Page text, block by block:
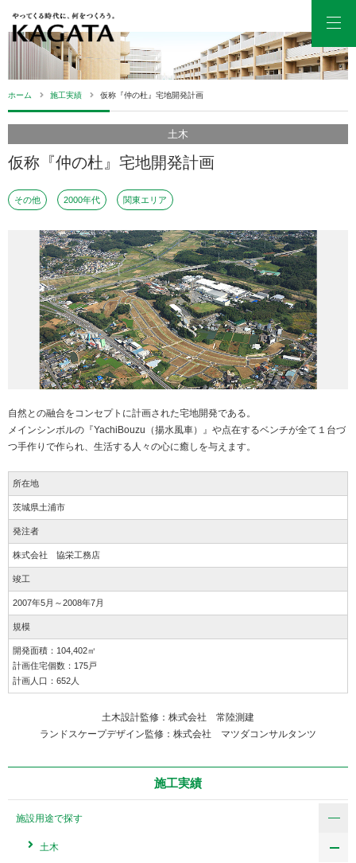
ホーム 施工実績 仮称『仲の杜』宅地開発計画
土木
仮称『仲の杜』宅地開発計画
その他 2000年代 関東エリア
自然との融合をコンセプトに計画された宅地開発である。
メインシンボルの『YachiBouzu（揚水風車）』や点在するベンチが全て１台づ
つ手作りで作られ、生活する人々の心に癒しを与えます。
所在地
茨城県土浦市
発注者
株式会社 協栄工務店
竣工
2007年5月～2008年7月
規模
開発面積：104,402㎡
計画住宅個数：175戸
計画人口：652人
土木設計監修：株式会社 常陸測建
ランドスケープデザイン監修：株式会社 マツダコンサルタンツ
施工実績
施設用途で探す
土木